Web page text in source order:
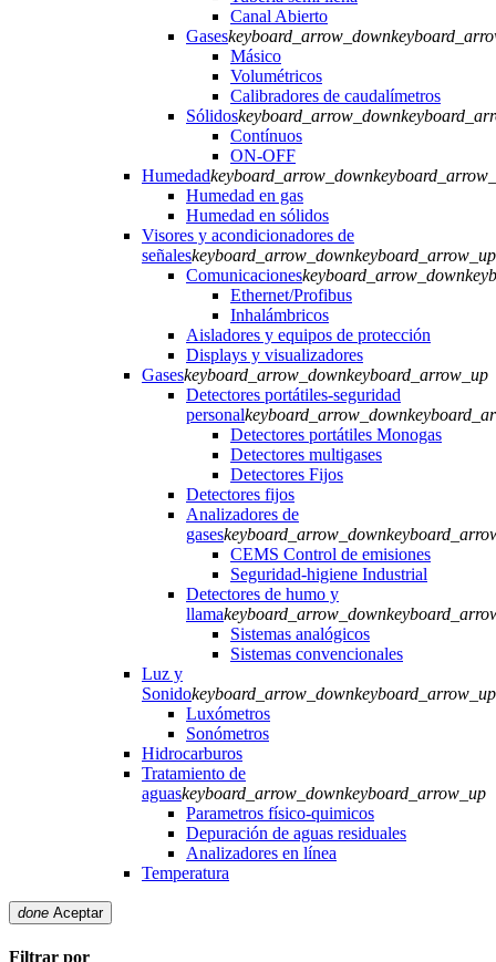
Canal Abierto
Gaseskeyboard_arrow_down
Másico
Volumétricos
Calibradores de caudalímetros
Sólidoskeyboard_arrow_down
Contínuos
ON-OFF
Humedadkeyboard_arrow_down
Humedad en gas
Humedad en sólidos
Visores y acondicionadores de
señaleskeyboard_arrow_downkeyboard_arrow_up
Comunicacioneskeyboard_arrow_down
Ethernet/Profibus
Inhalámbricos
Aisladores y equipos de protección
Displays y visualizadores
Gaseskeyboard_arrow_downkeyboard_arrow_up
Detectores portátiles-seguridad
personalkeyboard_arrow_down
Detectores portátiles Monogas
Detectores multigases
Detectores Fijos
Detectores fijos
Analizadores de
gaseskeyboard_arrow_down
CEMS Control de emisiones
Seguridad-higiene Industrial
Detectores de humo y
llamakeyboard_arrow_down
Sistemas analógicos
Sistemas convencionales
Luz y
Sonidokeyboard_arrow_downkeyboard_arrow_up
Luxómetros
Sonómetros
Hidrocarburos
Tratamiento de
aguaskeyboard_arrow_downkeyboard_arrow_up
Parametros físico-quimicos
Depuración de aguas residuales
Analizadores en línea
Temperatura
done Aceptar
Filtrar por